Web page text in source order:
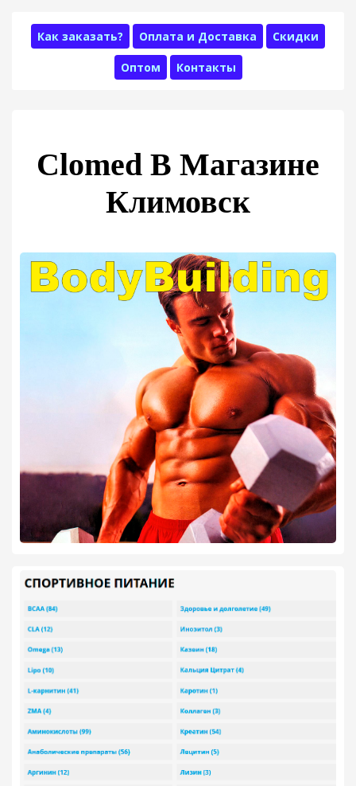
Как заказать? Оплата и Доставка Скидки
Оптом Контакты
Clomed В Магазине
Климовск